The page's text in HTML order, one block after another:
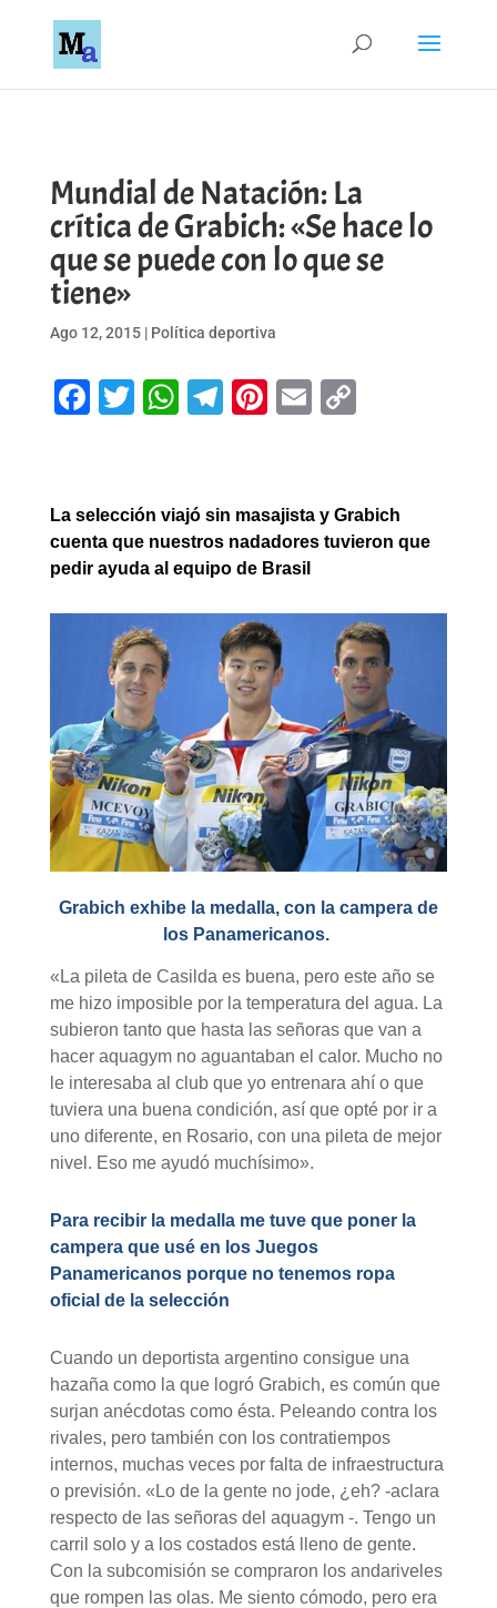
Mundial de Natación: La
crítica de Grabich: «Se hace lo
que se puede con lo que se
tiene»
Ago 12, 2015| Política deportiva
Facebook
Twitter
WhatsApp
Telegram
Pinterest
EmailCopy
La selección viajó sin masajista y Grabich
cuenta que nuestros nadadores tuvieron que
pedir ayuda al equipo de Brasil
Grabich exhibe la medalla, con la campera de
los Panamericanos.
«La pileta de Casilda es buena, pero este año se
me hizo imposible por la temperatura del agua. La
subieron tanto que hasta las señoras que van a
hacer aquagym no aguantaban el calor. Mucho no
le interesaba al club que yo entrenara ahí o que
tuviera una buena condición, así que opté por ir a
uno diferente, en Rosario, con una pileta de mejor
nivel. Eso me ayudó muchísimo».
Para recibir la medalla me tuve que poner la
campera que usé en los Juegos
Panamericanos porque no tenemos ropa
oficial de la selección
Cuando un deportista argentino consigue una
hazaña como la que logró Grabich, es común que
surjan anécdotas como ésta. Peleando contra los
rivales, pero también con los contratiempos
internos, muchas veces por falta de infraestructura
o previsión. «Lo de la gente no jode, ¿eh? -aclara
respecto de las señoras del aquagym -. Tengo un
carril solo y a los costados está lleno de gente.
Con la subcomisión se compraron los andariveles
que rompen las olas. Me siento cómodo, pero era